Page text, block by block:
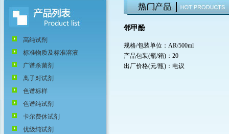
高纯试剂
标准物质及标准溶液
广谱杀菌剂
离子对试剂
色谱标样
色谱纯试剂
卡尔费休试剂
优级纯试剂
邻甲酚
规格/包装单位：AR/500ml
产品包装(瓶/箱)：20
出厂价格(元/瓶)：电议